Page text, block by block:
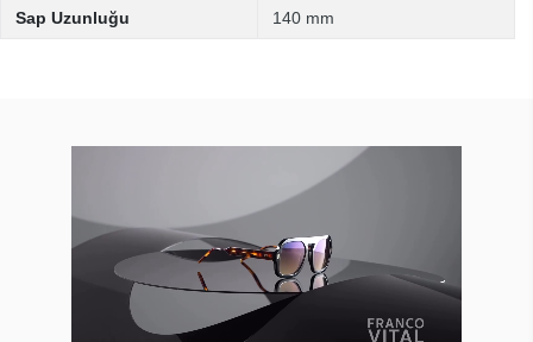
Sap Uzunluğu 140 mm